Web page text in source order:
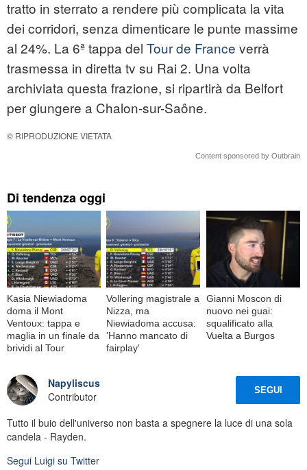
tratto in sterrato a rendere più complicata la vita
dei corridori, senza dimenticare le punte massime
al 24%. La 6ª tappa del Tour de France verrà
trasmessa in diretta tv su Rai 2. Una volta
archiviata questa frazione, si ripartirà da Belfort
per giungere a Chalon-sur-Saône.
© RIPRODUZIONE VIETATA
Content sponsored by Outbrain
Di tendenza oggi
Kasia Niewiadoma
doma il Mont
Ventoux: tappa e
maglia in un finale da
brividi al Tour
Vollering magistrale a
Nizza, ma
Niewiadoma accusa:
'Hanno mancato di
fairplay'
Gianni Moscon di
nuovo nei guai:
squalificato alla
Vuelta a Burgos
Napyliscus
Contributor
SEGUI
Tutto il buio dell'universo non basta a spegnere la luce di una sola
candela - Rayden.
Segui Luigi su Twitter